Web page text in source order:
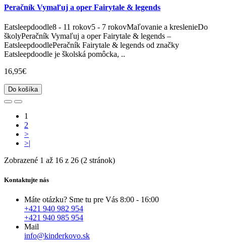
Peračník Vymaľuj a oper Fairytale & legends
Eatsleepdoodle8 - 11 rokov5 - 7 rokovMaľovanie a kreslenieDo
školyPeračník Vymaľuj a oper Fairytale & legends –
EatsleepdoodlePeračník Fairytale & legends od značky
Eatsleepdoodle je školská pomôcka, ..
16,95€
Do košíka
1
2
>
>|
Zobrazené 1 až 16 z 26 (2 stránok)
Kontaktujte nás
Máte otázku? Sme tu pre Vás 8:00 - 16:00
+421 940 982 954
+421 940 985 954
Mail
info@kinderkovo.sk